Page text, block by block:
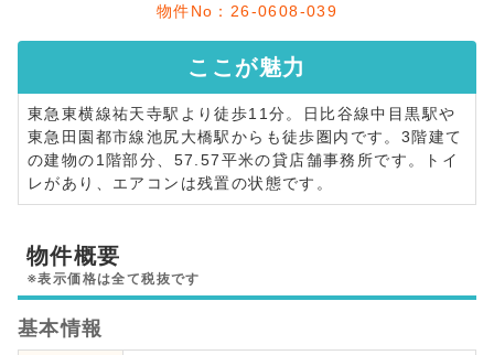
物件No：26-0608-039
ここが魅力
東急東横線祐天寺駅より徒歩11分。日比谷線中目黒駅や
東急田園都市線池尻大橋駅からも徒歩圏内です。3階建て
の建物の1階部分、57.57平米の貸店舗事務所です。トイ
レがあり、エアコンは残置の状態です。
物件概要
※表示価格は全て税抜です
基本情報